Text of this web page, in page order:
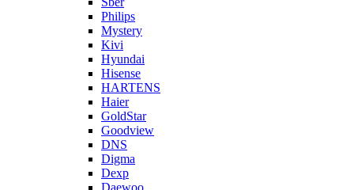
Philips
Mystery
Kivi
Hyundai
Hisense
HARTENS
Haier
GoldStar
Goodview
DNS
Digma
Dexp
Daewoo